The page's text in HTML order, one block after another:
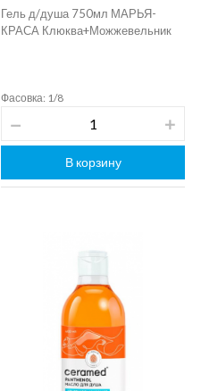
Гель д/душа 750мл МАРЬЯ-
КРАСА Клюква+Можжевельник
Фасовка: 1/8
В корзину